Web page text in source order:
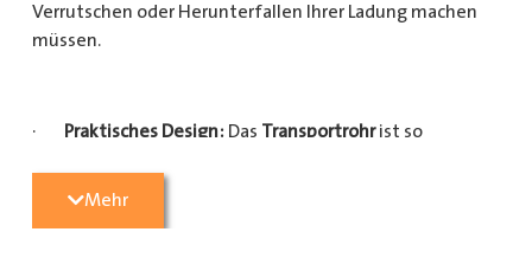
Verrutschen oder Herunterfallen Ihrer Ladung machen
müssen.
· Praktisches Design: Das Transportrohrist so
Gegenständen sicher und einfach transportieren kann
Mehr